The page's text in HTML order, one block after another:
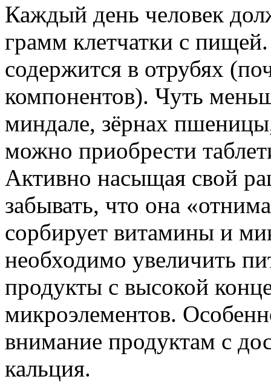
Каждый день человек
грамм клетчатки с
содержится в отрубях
компонентов). Чуть
миндале, зёрнах
можно приобрести
Активно насыщая свой
забывать, что она
сорбирует витамины и
необходимо увеличить
продукты с высокой
микроэлементов.
внимание продуктам с
кальция.